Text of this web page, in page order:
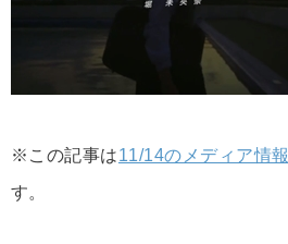
※この記事は11/14のメディア情報
す。